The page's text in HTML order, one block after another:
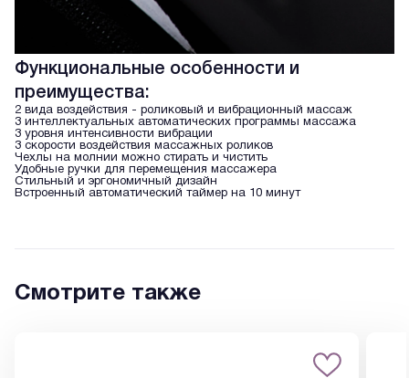
Функциональные особенности и
преимущества:
2 вида воздействия - роликовый и вибрационный массаж
3 интеллектуальных автоматических программы массажа
3 уровня интенсивности вибрации
3 скорости воздействия массажных роликов
Чехлы на молнии можно стирать и чистить
Удобные ручки для перемещения массажера
Стильный и эргономичный дизайн
Встроенный автоматический таймер на 10 минут
Смотрите также